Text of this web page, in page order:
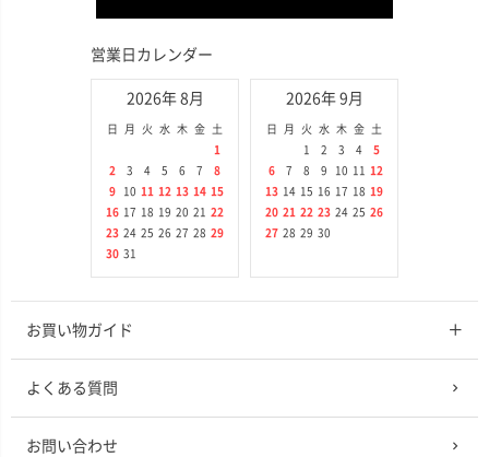
営業日カレンダー
2026年 8月
日 月 火 水 木 金
土
1
2
3 4 5 6 7
8
9
10 11 12 13 14 15
16 17 18 19 20 21
22
23 24 25 26 27 28 29
30 31
2026年 9月
日 月 火 水 木 金
土
1
2 3 4
5
6
7 8 9 10 11
12
13 14 15 16 17 18 19
20 21 22 23 24 25 26
27 28 29 30
お買い物ガイド
よくある質問
お問い合わせ